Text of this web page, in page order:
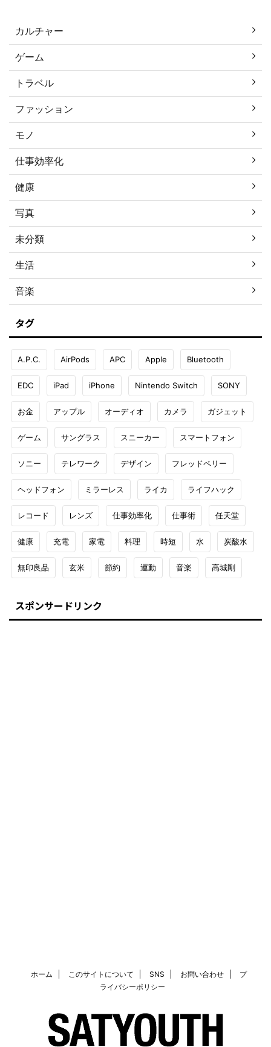
カルチャー
ゲーム
トラベル
ファッション
モノ
仕事効率化
健康
写真
未分類
生活
音楽
タグ
A.P.C. AirPods APC Apple Bluetooth
EDC iPad iPhone Nintendo Switch SONY
お金 アップル オーディオ カメラ ガジェット
ゲーム サングラス スニーカー スマートフォン
ソニー テレワーク デザイン フレッドペリー
ヘッドフォン ミラーレス ライカ ライフハック
レコード レンズ 仕事効率化 仕事術 任天堂
健康 充電 家電 料理 時短 水 炭酸水
無印良品 玄米 節約 運動 音楽 高城剛
スポンサードリンク
ホーム このサイトについて SNS お問い合わせ
プ
ライバシーポリシー